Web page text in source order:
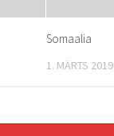
Somaalia
1. MÄRTS 2019